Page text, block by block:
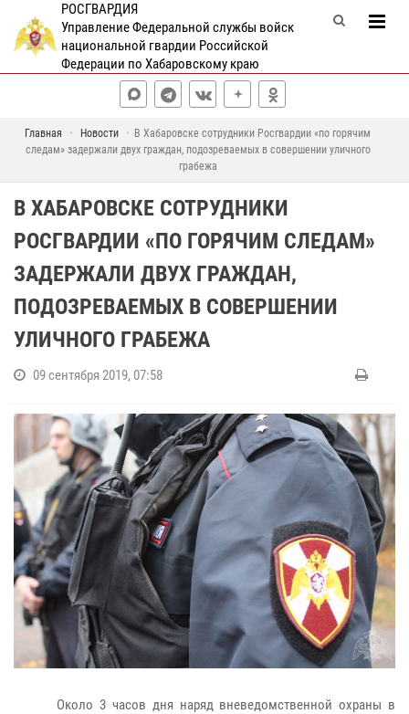
РОСГВАРДИЯ
Управление Федеральной службы войск
национальной гвардии Российской
Федерации по Хабаровскому краю
Главная Новости
В Хабаровске сотрудники Росгвардии «по горячим
следам» задержали двух граждан, подозреваемых в совершении уличного
грабежа
В ХАБАРОВСКЕ СОТРУДНИКИ
РОСГВАРДИИ «ПО ГОРЯЧИМ СЛЕДАМ»
ЗАДЕРЖАЛИ ДВУХ ГРАЖДАН,
ПОДОЗРЕВАЕМЫХ В СОВЕРШЕНИИ
УЛИЧНОГО ГРАБЕЖА
09 сентября 2019, 07:58
Около 3 часов дня наряд вневедомственной охраны в